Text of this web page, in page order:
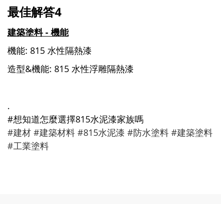
最佳解答4
建築塗料 - 機能
機能: 815 水性隔熱漆
造型&機能: 815 水性浮雕隔熱漆
.
#想知道怎麼選擇815水泥漆家族嗎
#建材 #建築材料 #815水泥漆 #防水塗料 #建築塗料
#工業塗料